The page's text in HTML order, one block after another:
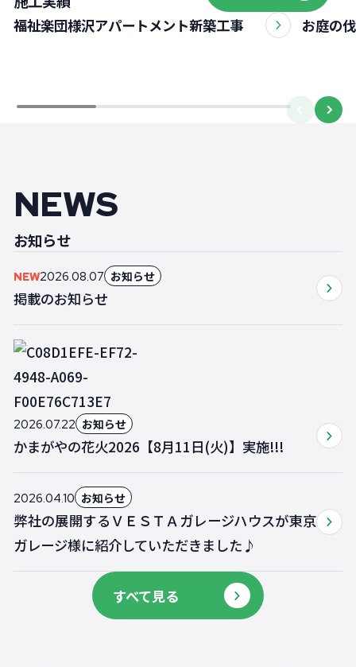
福祉楽団様沢アパートメント新築工事 お庭の
NEWS
お知らせ
NEW2026.08.07 お知らせ
掲載のお知らせ
2026.07.22 お知らせ
かまがやの花火2026【8月11日(火)】実施!!!
2026.04.10 お知らせ
弊社の展開するＶＥＳＴＡガレージハウスが東京
ガレージ様に紹介していただきました♪
すべて見る